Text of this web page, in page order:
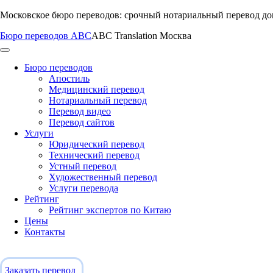
Перейти
содержимому
Московское бюро переводов: срочный нотариальный перевод
Бюро переводов ABCABC Translation Москва
Бюро переводов
Апостиль
Медицинский перевод
Нотариальный перевод
Перевод видео
Перевод сайтов
Услуги
Юридический перевод
Технический перевод
Устный перевод
Художественный перевод
Услуги перевода
Рейтинг
Рейтинг экспертов по Китаю
Цены
Контакты
Заказать перевод